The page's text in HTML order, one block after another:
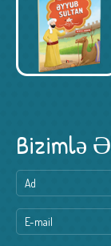
Bizimlə